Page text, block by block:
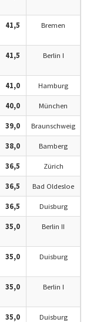
41,5 Bremen
41,5 Berlin I
41,0 Hamburg
40,0 München
39,0 Braunschweig
38,0 Bamberg
36,5 Zürich
36,5 Bad Oldesloe
36,5 Duisburg
35,0 Berlin II
35,0 Duisburg
35,0 Berlin I
35,0 Duisburg